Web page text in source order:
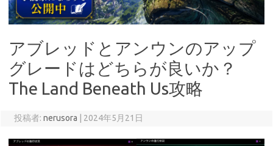
アブレッドとアンウンのアップ
グレードはどちらが良いか？
The Land Beneath Us攻略
投稿者: nerusora 2024年5月21日